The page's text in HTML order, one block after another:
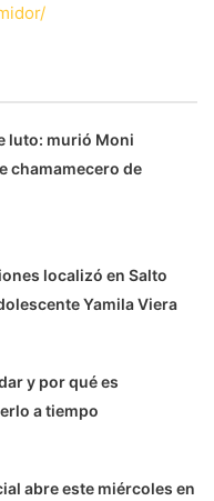
luto: murió Moni
chamamecero de
localizó en Salto
Yamila Viera
y por qué es
a tiempo
abre este miércoles en